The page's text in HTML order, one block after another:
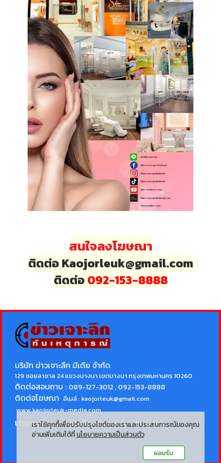
สนใจลงโฆษณา
ติดต่อ Kaojorleuk@gmail.com
ติดต่อ 092-153-8888
บริษัท ข่าวเจาะลึก มีเดีย จำกัด
129 ซอยลาซาล 24 แขวงบางนา เขตบางนา กรุงเทพมหานคร 10260
ติดต่อสอบถาม : 089-127-3012 , 092-153-8888
ติดต่อโฆษณา อีเมล์ :kaojorleuk@gmail.com
www.kaojorleuk-media.com
นายกรธนพล วิลัยเลิศบรรณาธิการบริหาร
เราใช้คุกกี้เพื่อปรับปรุงไซต์ของเราและประสบการณ์ของคุณ
อ่านเพิ่มเติมได้ที่ นโยบายความเป็นส่วนตัว
ยอมรับ